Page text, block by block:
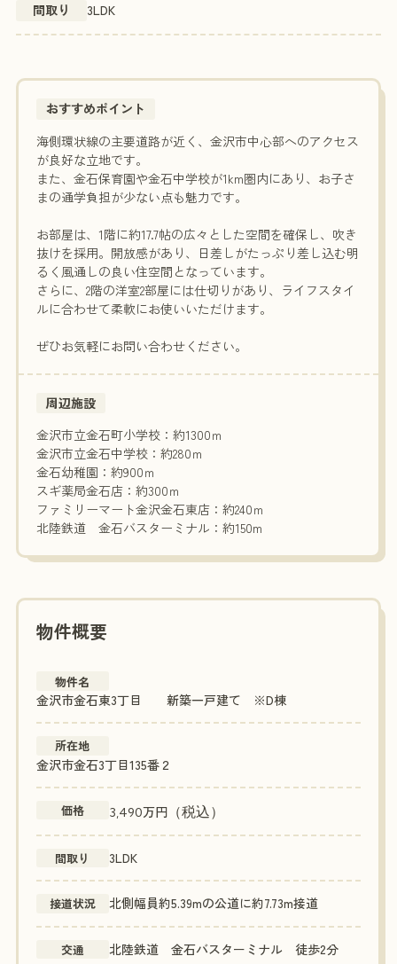
間取り 3LDK
おすすめポイント
海側環状線の主要道路が近く、金沢市中心部へのアクセス
が良好な立地です。
また、金石保育園や金石中学校が1km圏内にあり、お子さ
まの通学負担が少ない点も魅力です。
お部屋は、1階に約17.7帖の広々とした空間を確保し、吹き
抜けを採用。開放感があり、日差しがたっぷり差し込む明
るく風通しの良い住空間となっています。
さらに、2階の洋室2部屋には仕切りがあり、ライフスタイ
ルに合わせて柔軟にお使いいただけます。
ぜひお気軽にお問い合わせください。
周辺施設
金沢市立金石町小学校：約1300ｍ
金沢市立金石中学校：約280ｍ
金石幼稚園：約900ｍ
スギ薬局金石店：約300ｍ
ファミリーマート金沢金石東店：約240ｍ
北陸鉄道 金石バスターミナル：約150m
物件概要
物件名
金沢市金石東3丁目 新築一戸建て ※D棟
所在地
金沢市金石3丁目135番２
価格 3,490万円（税込）
間取り 3LDK
接道状況 北側幅員約5.39mの公道に約7.73m接道
交通 北陸鉄道 金石バスターミナル 徒歩2分